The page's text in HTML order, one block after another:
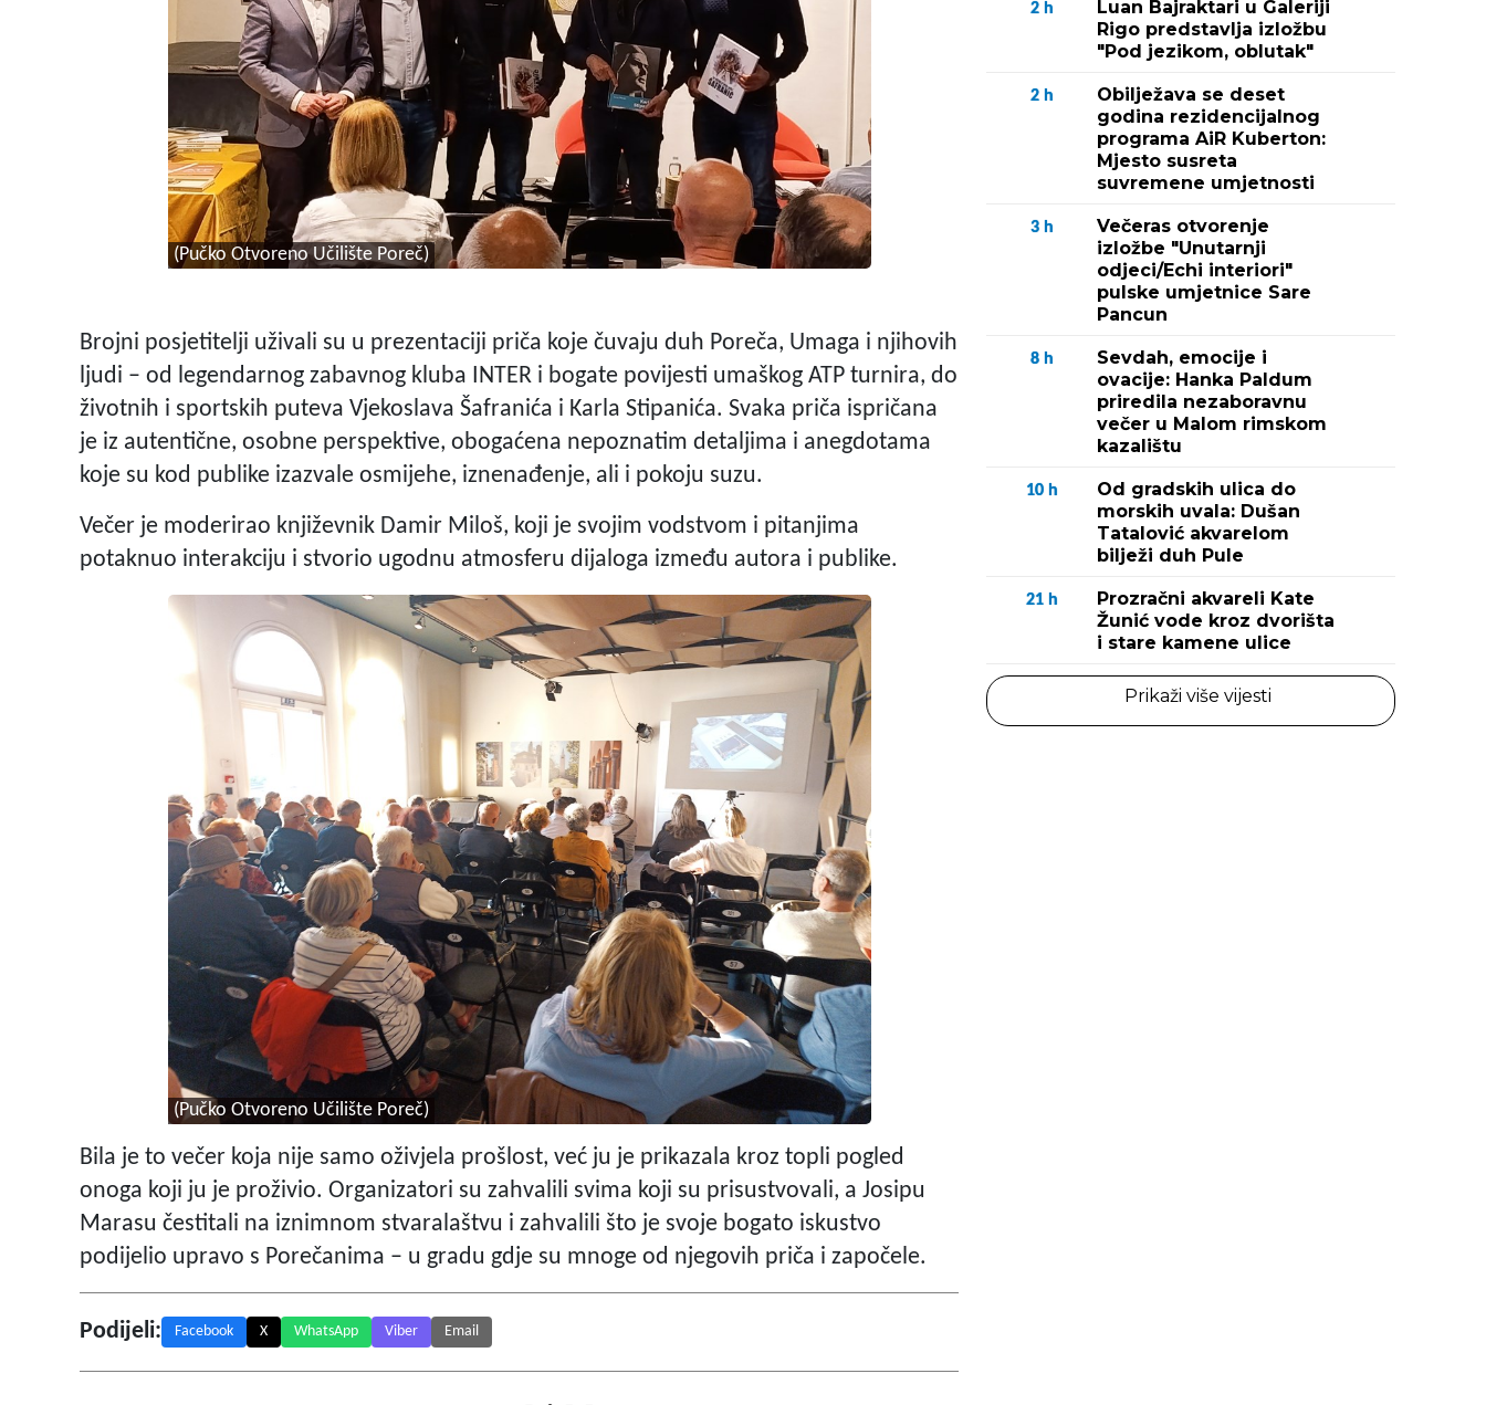
(Pučko Otvoreno Učilište Poreč)
Brojni posjetitelji uživali su u prezentaciji priča koje čuvaju duh Poreča, Umaga i njihovih
ljudi – od legendarnog zabavnog kluba INTER i bogate povijesti umaškog ATP turnira, do
životnih i sportskih puteva Vjekoslava Šafranića i Karla Stipanića. Svaka priča ispričana
je iz autentične, osobne perspektive, obogaćena nepoznatim detaljima i anegdotama
koje su kod publike izazvale osmijehe, iznenađenje, ali i pokoju suzu.
Večer je moderirao književnik Damir Miloš, koji je svojim vodstvom i pitanjima
potaknuo interakciju i stvorio ugodnu atmosferu dijaloga između autora i publike.
(Pučko Otvoreno Učilište Poreč)
Bila je to večer koja nije samo oživjela prošlost, već ju je prikazala kroz topli pogled
onoga koji ju je proživio. Organizatori su zahvalili svima koji su prisustvovali, a Josipu
Marasu čestitali na iznimnom stvaralaštvu i zahvalili što je svoje bogato iskustvo
podijelio upravo s Porečanima – u gradu gdje su mnoge od njegovih priča i započele.
Podijeli: Facebook X WhatsApp Viber Email
2 h
Luan Bajraktari u Galeriji
Rigo predstavlja izložbu
"Pod jezikom, oblutak"
2 h
Obilježava se deset
godina rezidencijalnog
programa AiR Kuberton:
Mjesto susreta
suvremene umjetnosti
3 h
Večeras otvorenje
izložbe "Unutarnji
odjeci/Echi interiori"
pulske umjetnice Sare
Pancun
8 h
Sevdah, emocije i
ovacije: Hanka Paldum
priredila nezaboravnu
večer u Malom rimskom
kazalištu
10 h
Od gradskih ulica do
morskih uvala: Dušan
Tatalović akvarelom
bilježi duh Pule
21 h
Prozračni akvareli Kate
Žunić vode kroz dvorišta
i stare kamene ulice
Prikaži više vijesti